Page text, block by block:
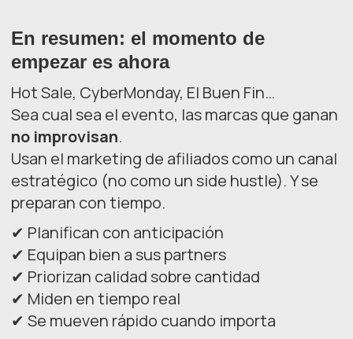
En resumen: el momento de
empezar es ahora
Hot Sale, CyberMonday, El Buen Fin…
Sea cual sea el evento, las marcas que ganan
no improvisan.
Usan el marketing de afiliados como un canal
estratégico (no como un side hustle). Y se
preparan con tiempo.
✔ Planifican con anticipación
✔ Equipan bien a sus partners
✔ Priorizan calidad sobre cantidad
✔ Miden en tiempo real
✔ Se mueven rápido cuando importa